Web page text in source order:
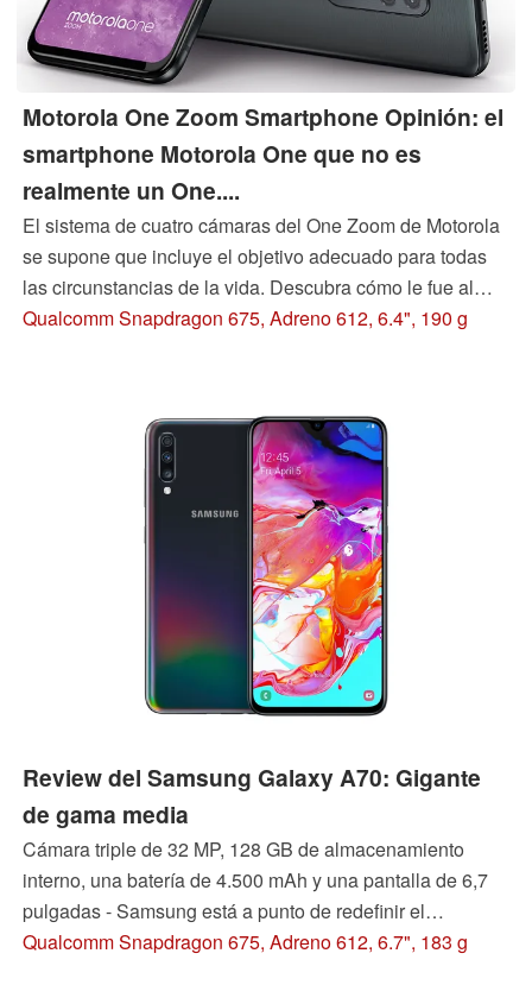
Motorola One Zoom Smartphone Opinión: el
smartphone Motorola One que no es
realmente un One....
El sistema de cuatro cámaras del One Zoom de Motorola
se supone que incluye el objetivo adecuado para todas
las circunstancias de la vida. Descubra cómo le fue al
smartphone de Motorola y en qué se diferencia de los
Qualcomm Snapdragon 675, Adreno 612, 6.4", 190 g
Review del Samsung Galaxy A70: Gigante
de gama media
Cámara triple de 32 MP, 128 GB de almacenamiento
interno, una batería de 4.500 mAh y una pantalla de 6,7
pulgadas - Samsung está a punto de redefinir el
smartphone de gama media con su último Galaxy A70
Qualcomm Snapdragon 675, Adreno 612, 6.7", 183 g